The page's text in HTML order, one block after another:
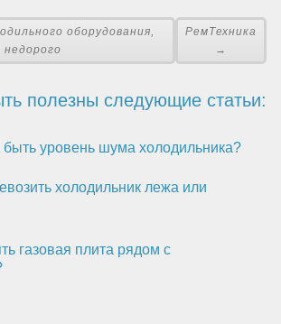
оборудования,
недорого
РемТехника
→
полезны следующие статьи:
уровень шума холодильника?
холодильник лежа или
газовая плита рядом с